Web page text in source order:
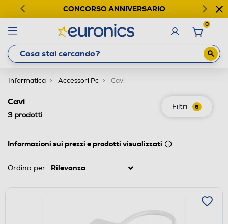
CONCORSO ANNIVERSARIO
0
Informatica Accessori Pc Cavi
Filtri 6
Cavi
3prodotti
Informazioni sui prezzi e prodotti visualizzati
Ordina per: